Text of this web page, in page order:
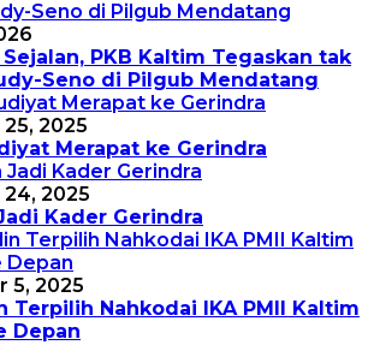
PKB Kaltim Tegaskan tak
Seno di Pilgub Mendatang
2025
Merapat ke Gerindra
2025
Kader Gerindra
5, 2025
Terpilih Nahkodai IKA PMII Kaltim
Depan